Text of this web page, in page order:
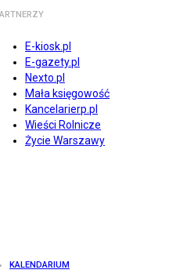
E-kiosk.pl
E-gazety.pl
Nexto.pl
Mała księgowość
Kancelarierp.pl
Wieści Rolnicze
Życie Warszawy
KALENDARIUM